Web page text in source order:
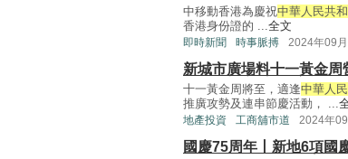
中移動香港為慶祝中華人民共
香港身份證的 ...全文
即時新聞 時事脈搏 2024年09
新城市廣場料十一黃金周
十一黃金周將至，適逢中華人
推廣攻勢及連串節慶活動， ...
地產投資 工商舖市道 2024年
國慶75周年丨新地6項國